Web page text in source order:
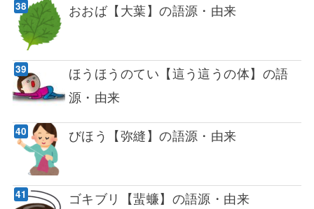
おおば【大葉】の語源・由来
ほうほうのてい【這う這うの体】の語
源・由来
びほう【弥縫】の語源・由来
ゴキブリ【蜚蠊】の語源・由来